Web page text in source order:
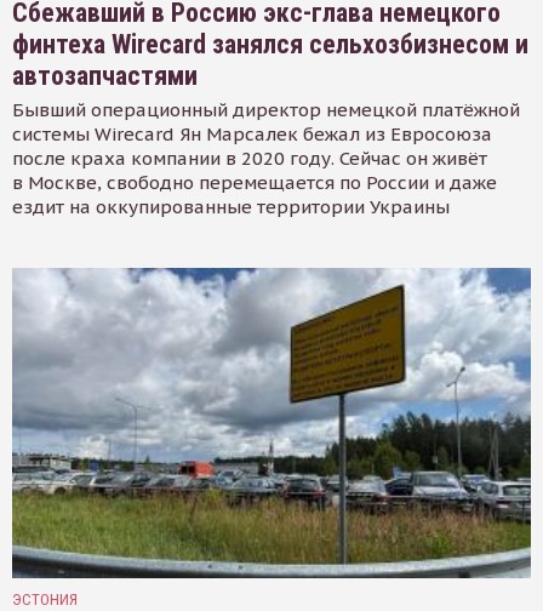
Сбежавший в Россию экс-глава немецкого
финтеха Wirecard занялся сельхозбизнесом и
автозапчастями
Бывший операционный директор немецкой платёжной
системы Wirecard Ян Марсалек бежал из Евросоюза
после краха компании в 2020 году. Сейчас он живёт
в Москве, свободно перемещается по России и даже
ездит на оккупированные территории Украины
ЭСТОНИЯ